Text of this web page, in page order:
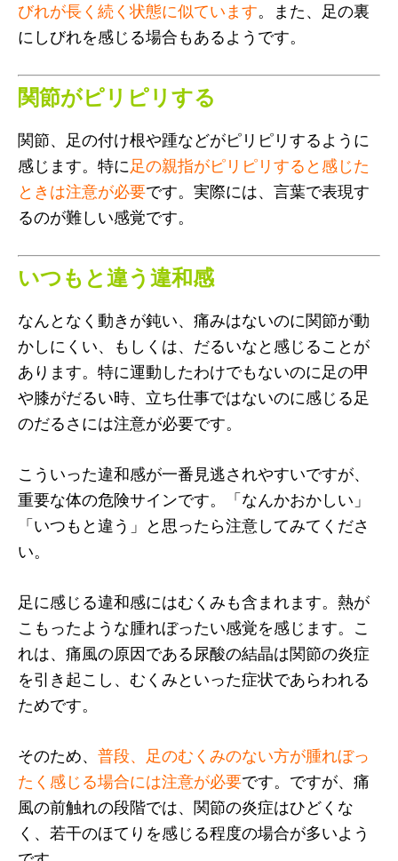
びれが長く続く状態に似ています。また、足の裏
にしびれを感じる場合もあるようです。
関節がピリピリする
関節、足の付け根や踵などがピリピリするように
感じます。特に足の親指がピリピリすると感じた
ときは注意が必要です。実際には、言葉で表現す
るのが難しい感覚です。
いつもと違う違和感
なんとなく動きが鈍い、痛みはないのに関節が動
かしにくい、もしくは、だるいなと感じることが
あります。特に運動したわけでもないのに足の甲
や膝がだるい時、立ち仕事ではないのに感じる足
のだるさには注意が必要です。
こういった違和感が一番見逃されやすいですが、
重要な体の危険サインです。「なんかおかしい」
「いつもと違う」と思ったら注意してみてくださ
い。
足に感じる違和感にはむくみも含まれます。熱が
こもったような腫れぼったい感覚を感じます。こ
れは、痛風の原因である尿酸の結晶は関節の炎症
を引き起こし、むくみといった症状であらわれる
ためです。
そのため、 普段、足のむくみのない方が腫れぼっ
たく感じる場合には注意が必要です。ですが、痛
風の前触れの段階では、関節の炎症はひどくな
く、若干のほてりを感じる程度の場合が多いよう